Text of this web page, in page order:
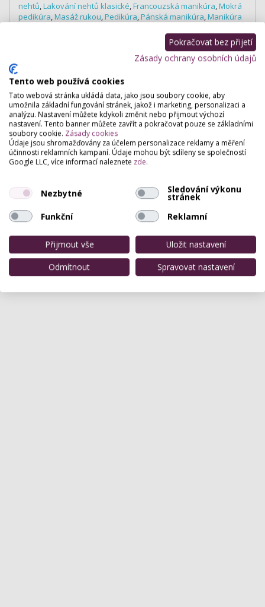
nehtů,Lakování nehtů klasické,Francouzská manikúra,Mokrá
pedikúra,Masáž rukou,Pedikúra,Pánská manikúra,Manikúra
Poradenství správného
pohybové aktivity,Analýza stopových prvků
výživy a doplňků stravy
Hodnocení salónu
Zatím zde není žádné hodnocení.
Pokračovat bez přijetí
Zásady ochrany osobních údajů
Tento web používá cookies
Tato webová stránka ukládá data, jako jsou soubory cookie, aby
umožnila základní fungování stránek, jakož i marketing, personalizaci a
analýzu. Nastavení můžete kdykoli změnit nebo přijmout výchozí
nastavení. Tento banner můžete zavřít a pokračovat pouze se základními
soubory cookie. Zásady cookies
Údaje jsou shromažďovány za účelem personalizace reklamy a měření
účinnosti reklamních kampaní. Údaje mohou být sdíleny se společností
Google LLC, více informací naleznete zde.
Nezbytné Sledování výkonu
stránek
Funkční
Reklamní
Přijmout vše
Uložit nastavení
Odmítnout
Spravovat nastavení